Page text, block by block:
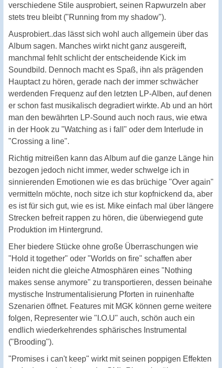
verschiedene Stile ausprobiert, seinen Rapwurzeln aber
stets treu bleibt ("Running from my shadow").
Ausprobiert..das lässt sich wohl auch allgemein über das
Album sagen. Manches wirkt nicht ganz ausgereift,
manchmal fehlt schlicht der entscheidende Kick im
Soundbild. Dennoch macht es Spaß, ihn als prägenden
Hauptact zu hören, gerade nach der immer schwächer
werdenden Frequenz auf den letzten LP-Alben, auf denen
er schon fast musikalisch degradiert wirkte. Ab und an hört
man den bewährten LP-Sound auch noch raus, wie etwa
in der Hook zu "Watching as i fall" oder dem Interlude in
"Crossing a line".
Richtig mitreißen kann das Album auf die ganze Länge hin
bezogen jedoch nicht immer, weder schwelge ich in
sinnierenden Emotionen wie es das brüchige "Over again"
vermitteln möchte, noch sitze ich stur kopfnickend da, aber
es ist für sich gut, wie es ist. Mike einfach mal über längere
Strecken befreit rappen zu hören, die überwiegend gute
Produktion im Hintergrund.
Eher biedere Stücke ohne große Überraschungen wie
"Hold it together" oder "Worlds on fire" schaffen aber
leiden nicht die gleiche Atmosphären eines "Nothing
makes sense anymore" zu transportieren, dessen beinahe
mystische Instrumentalisierung Pforten in ruinenhafte
Szenarien öffnet. Features mit MGK können gerne weitere
folgen, Representer wie "I.O.U" auch, schön auch ein
endlich wiederkehrendes sphärisches Instrumental
("Brooding").
"Promises i can't keep" wirkt mit seinen poppigen Effekten